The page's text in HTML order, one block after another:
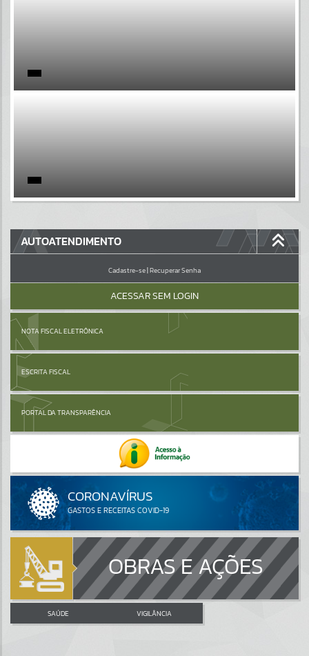
Por favor, aguarde...
GALERIAS
Por favor, aguarde...
AUTOATENDIMENTO
Cadastre-se|Recuperar Senha
ACESSAR SEM LOGIN
NOTA FISCAL ELETRÔNICA
ESCRITA FISCAL
PORTAL DA TRANSPARÊNCIA
OBRAS E AÇÕES
SAÚDE VIGILÂNCIA